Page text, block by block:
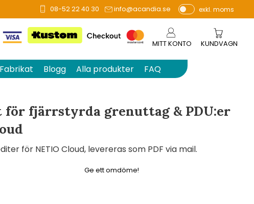
08-52 22 40 30 info@acandia.se
P
e
r
vi
s
exkl. moms
MITT KONTO KUNDVAGN
Fabrikat Blogg Alla produkter FAQ
fjärrstyrda grenuttag & PDU:er
för NETIO Cloud, levereras som PDF via mail.
Ge ett omdöme!
på 0 betyg.